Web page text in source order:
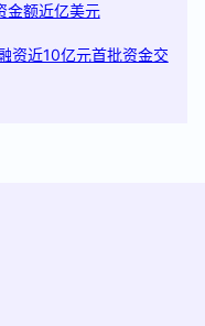
金额近亿美元
资近10亿元首批资金交